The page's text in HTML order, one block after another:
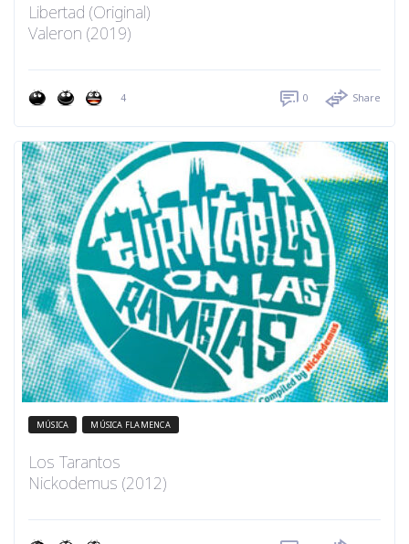
Libertad (Original)
Valeron (2019)
4 0 Share
MÚSICA MÚSICA FLAMENCA
Los Tarantos
Nickodemus (2012)